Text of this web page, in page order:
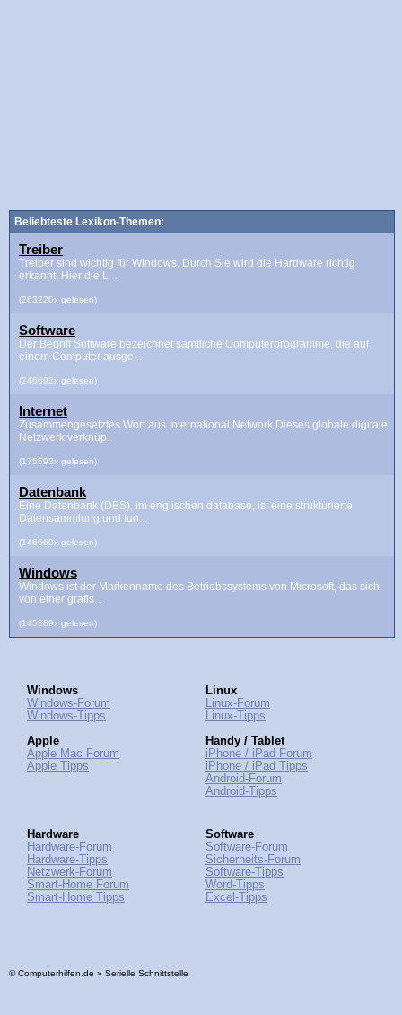
Beliebteste Lexikon-Themen:
Treiber
Treiber sind wichtig für Windows: Durch Sie wird die Hardware richtig
erkannt. Hier die L...
(263220x gelesen)
Software
Der Begriff Software bezeichnet sämtliche Computerprogramme, die auf
einem Computer ausge...
(246692x gelesen)
Internet
Zusammengesetztes Wort aus International Network.Dieses globale digitale
Netzwerk verknüp...
(175593x gelesen)
Datenbank
Eine Datenbank (DBS), im englischen database, ist eine strukturierte
Datensammlung und fun...
(146660x gelesen)
Windows
Windows ist der Markenname des Betriebssystems von Microsoft, das sich
von einer grafis...
(145389x gelesen)
Windows
Windows-Forum
Windows-Tipps
Apple
Apple Mac Forum
Apple Tipps
Linux
Linux-Forum
Linux-Tipps
Handy / Tablet
iPhone / iPad Forum
iPhone / iPad Tipps
Android-Forum
Android-Tipps
Hardware
Hardware-Forum
Hardware-Tipps
Netzwerk-Forum
Smart-Home Forum
Smart-Home Tipps
Software
Software-Forum
Sicherheits-Forum
Software-Tipps
Word-Tipps
Excel-Tipps
© Computerhilfen.de » Serielle Schnittstelle